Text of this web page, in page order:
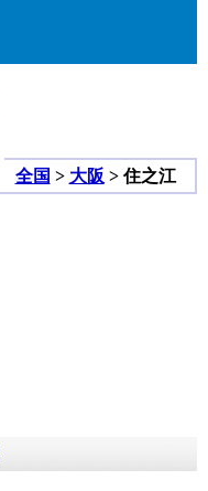
全国 > 大阪 > 住之江